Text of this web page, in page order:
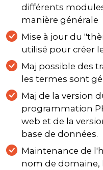
différents
manière générale
Mise à jour du
utilisé pour créer
Maj possible des
les termes sont
Maj de la version
programmation
web et de la
base de données.
Maintenance de
nom de domaine,